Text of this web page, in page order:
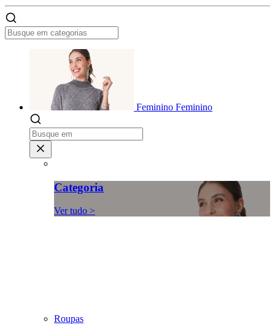
Feminino Feminino
Categoria
Ver tudo >
Roupas